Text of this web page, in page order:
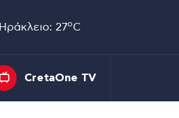
Ηράκλειο: 27oC
CretaOne TV